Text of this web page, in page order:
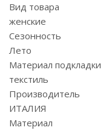
Вид товара
женские
Сезонность
Лето
Материал подкладки
текстиль
Производитель
ИТАЛИЯ
Материал